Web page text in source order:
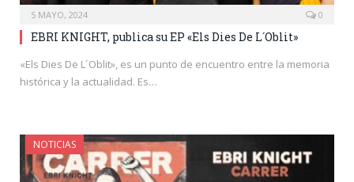
5 MAYO, 2024 0
EBRI KNIGHT, publica su EP «Els Dies De L´Oblit»
«Els Dies De L´Oblit», es un punto de encuentro entre la memoria
histórica y la actualidad. Es…
NOTICIAS